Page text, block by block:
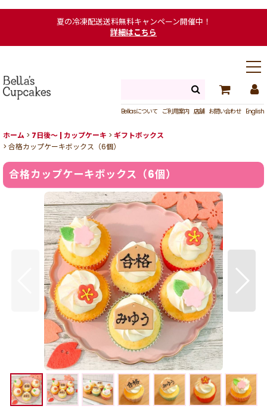
夏の冷凍配送送料無料キャンペーン開催中！
詳細はこちら
Bellasについて ご利用案内 店舗 お問い合わせ English
ホーム > 7日後〜 | カップケーキ > ギフトボックス
> 合格カップケーキボックス（6個）
合格カップケーキボックス（6個）